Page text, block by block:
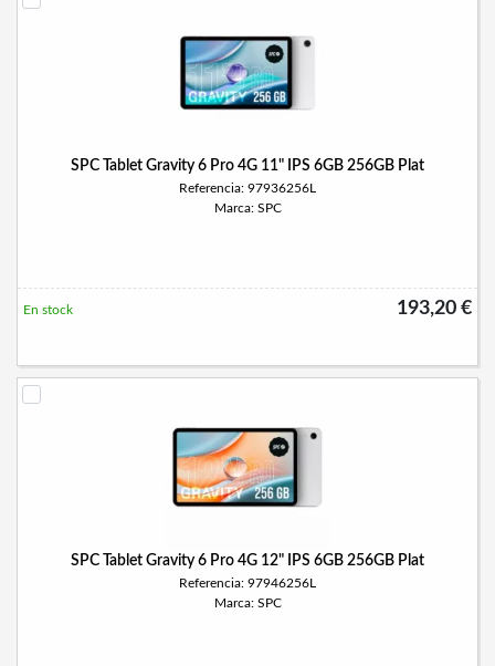
SPC Tablet Gravity 6 Pro 4G 11" IPS 6GB 256GB Plat
Referencia: 97936256L
Marca: SPC
193,20 €
En stock
SPC Tablet Gravity 6 Pro 4G 12" IPS 6GB 256GB Plat
Referencia: 97946256L
Marca: SPC